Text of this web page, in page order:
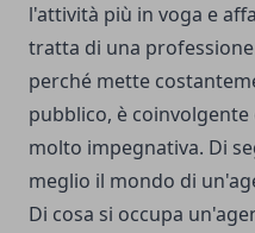
l'attività più in voga e
tratta di una
perché mette
pubblico, è
molto impegnativa. Di
meglio il mondo di
Di cosa si occupa